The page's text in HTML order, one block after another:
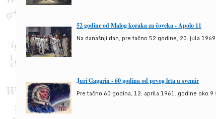
52 godine od Malog koraka za čoveka - Apolo 11
Na današnji dan, pre tačno 52 godine, 20. jula
Juri Gagarin - 60 godina od prvog leta u svemir
Pre tačno 60 godina, 12. aprila 1961. godine oko